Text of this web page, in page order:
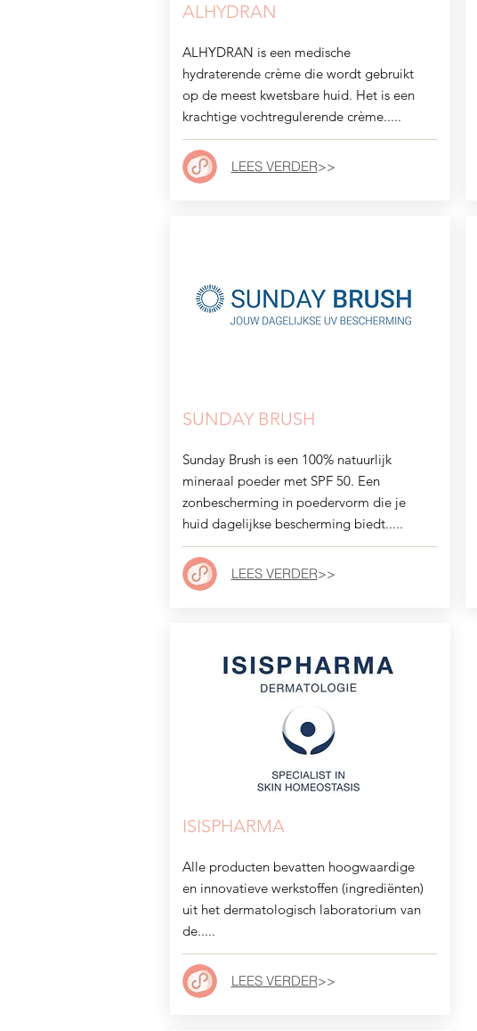
ALHYDRAN
ALHYDRAN is een medische
hydraterende crème die wordt gebruikt
op de meest kwetsbare huid. Het is een
krachtige vochtregulerende crème.....
LEES VERDER>>
SUNDAY BRUSH
Sunday Brush is een 100% natuurlijk
mineraal poeder met SPF 50. Een
zonbescherming in poedervorm die je
huid dagelijkse bescherming biedt.....
LEES VERDER>>
ISISPHARMA
Alle producten bevatten hoogwaardige
en innovatieve werkstoffen (ingrediënten)
uit het dermatologisch laboratorium van
de.....
LEES VERDER>>